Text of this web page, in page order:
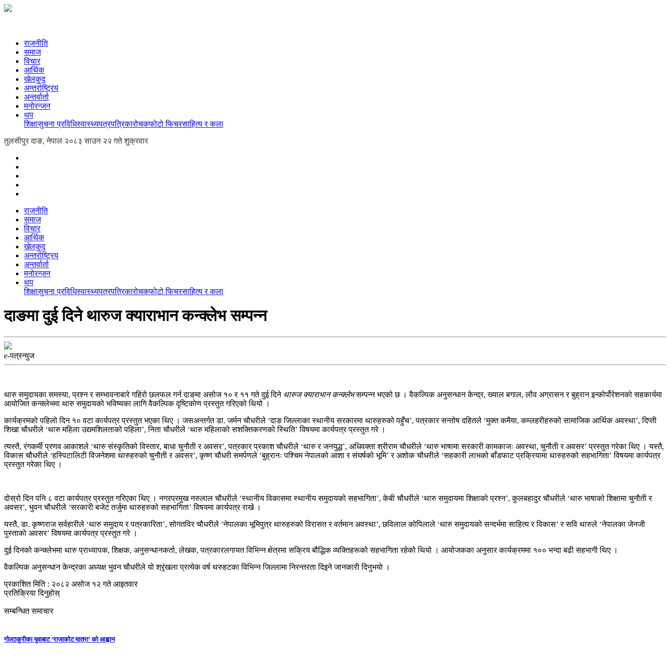
राजनीति
समाज
विचार
आर्थिक
खेलकुद
अन्तर्राष्ट्रिय
अन्तर्वार्ता
मनोरन्जन
थप
शिक्षासुचना प्रविधिस्वास्थ्यपत्रपत्रिकारोचकफोटो फिचरसाहित्य र कला
तुलसीपुर दाङ, नेपाल २०८३ साउन २२ गते शुक्रवार
राजनीति
समाज
विचार
आर्थिक
खेलकुद
अन्तर्राष्ट्रिय
अन्तर्वार्ता
मनोरन्जन
थप
शिक्षासुचना प्रविधिस्वास्थ्यपत्रपत्रिकारोचकफोटो फिचरसाहित्य र कला
दाङमा दुई दिने थारुज क्याराभान कन्क्लेभ सम्पन्न
e-पत्रन्युज
थारु समुदायका समस्या, प्रश्न र सम्भावनाबारे गहिरो छलफल गर्न दाङमा असोज १० र ११ गते दुई दिने थारुज क्याराभान कन्क्लेभसम्पन्न भएको छ । वैकल्पिक अनुसन्धान केन्द्र, ख्याल बगाल, लौव अग्रासन र बुह्रान इन्कोर्पोरेशनको सहकार्यमा
आयोजित कन्क्लेभमा थारु समुदायको भविष्यका लागि वैकल्पिक दृष्टिकोण प्रस्तुत गरिएको थियो ।
कार्यक्रमको पहिलो दिन १० वटा कार्यपत्र प्रस्तुत भएका थिए । जसअन्तर्गत डा. जर्मन चौधरीले ‘दाङ जिल्लाका स्थानीय सरकारमा थारुहरुको पहुँच’, पत्रकार सन्तोष दहितले ‘मुक्त कमैया, कम्लहरीहरुको सामाजिक आर्थिक अवस्था’, दिप्ती
शिखा चौधरीले ‘थारु महिला उद्यमशिलताको पहिला’, निता चौधरीले ‘थारु महिलाको सशक्तिकरणको स्थिति’ विषयमा कार्यपत्र प्रस्तुत गरे ।
त्यस्तै, रंगकर्मी प्रणव आकाशले ‘थारु संस्कृतिको विस्तार, बाधा चुनौती र अवसर’, पत्रकार प्रकाश चौधरीले ‘थारु र जनयुद्ध’, अधिवक्ता श्रीराम चौधरीले ‘थारु भाषामा सरकारी कामकाजः अवस्था, चुनौती र अवसर’ प्रस्तुत गरेका थिए । यस्तै,
विकास चौधरीले ‘हस्पिटालिटी विजनेशमा थारुहरुको चुनौती र अवसर’, कृष्ण चौधरी समर्पणले ‘बुह्रानः पश्चिम नेपालको आशा र संघर्षको भूमि’ र अशोक चौधरीले ‘सहकारी लाभको बाँडफाट प्रक्रियामा थारुहरुको सहभागिता’ विषयमा कार्यपत्र
प्रस्तुत गरेका थिए ।
दोस्रो दिन पनि ८ वटा कार्यपत्र प्रस्तुत गरिएका थिए । नगरप्रमुख नरुलाल चौधरीले ‘स्थानीय विकासमा स्थानीय समुदायको सहभागिता’, केबी चौधरीले ‘थारु समुदायमा शिक्षाको प्रश्न’, कुलबहादुर चौधरीले ‘थारु भाषाको शिक्षामा चुनौती र
अवसर’, भुवन चौधरीले ‘सरकारी बजेट तर्जुमा थारुहरुको सहभागिता’ विषयमा कार्यपत्र राखे ।
यस्तै, डा. कृष्णराज सर्वहारीले ‘थारु समुदाय र पत्रकारिता’, सोगतविर चौधरीले ‘नेपालका भूमिपुत्र थारुहरुको विरासत र वर्तमान अवस्था’, छविलाल कोपिलाले ‘थारु समुदायको सन्दर्भमा साहित्य र विकास’ र सवि थारुले ‘नेपालका जेनजी
पुस्ताको अवसर’ विषयमा कार्यपत्र प्रस्तुत गरे ।
दुई दिनको कन्क्लेभमा थारु प्राध्यापक, शिक्षक, अनुसन्धानकर्ता, लेखक, पत्रकारलगायत विभिन्न क्षेत्रमा सक्रिय बौद्धिक व्यक्तिहरूको सहभागिता रहेको थियो । आयोजकका अनुसार कार्यक्रममा १०० भन्दा बढी सहभागी थिए ।
वैकल्पिक अनुसन्धान केन्द्रका अध्यक्ष भुवन चौधरीले यो श्रृंखला प्रत्येक वर्ष थरुहटका विभिन्न जिल्लामा निरन्तरता दिइने जानकारी दिनुभयाे ।
प्रकाशित मिति : २०८२ असोज १२ गते आइतवार
प्रतिक्रिया दिनुहोस्
सम्बन्धित समाचार
गोल्टाकुरीका युवाबाट ‘राजाकोट यात्रा’ को आह्वान